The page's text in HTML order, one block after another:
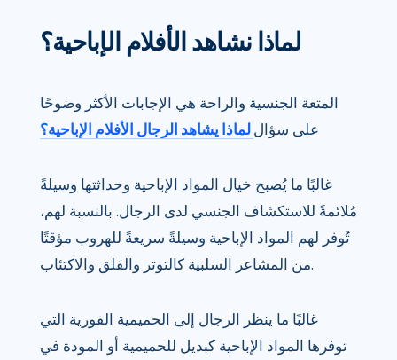
لماذا نشاهد الأفلام الإباحية؟
المتعة الجنسية والراحة هي الإجابات الأكثر وضوحًا
على سؤال لماذا يشاهد الرجال الأفلام الإباحية؟
غالبًا ما يُصبح خيال المواد الإباحية وحداثتها وسيلةً
مُلائمةً للاستكشاف الجنسي لدى الرجال. بالنسبة لهم،
تُوفر لهم المواد الإباحية وسيلةً سريعةً للهروب مؤقتًا
من المشاعر السلبية كالتوتر والقلق والاكتئاب.
غالبًا ما ينظر الرجال إلى الحميمية الفورية التي
توفرها المواد الإباحية كبديل للحميمية أو المودة في